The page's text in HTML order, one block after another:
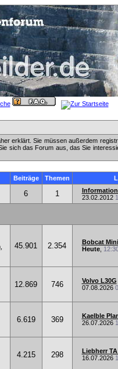
erklärt. Sie müssen außerdem
sich das Forum aus, das Sie
Beiträge Themen
6 1
23.02.2012
,
45.901 2.354
Bobcat
Heute,
12.869 746
Volvo L30G
07.08.2026
6.619 369
Kaelble
26.07.2026
4.215 298
Liebherr
16.07.2026